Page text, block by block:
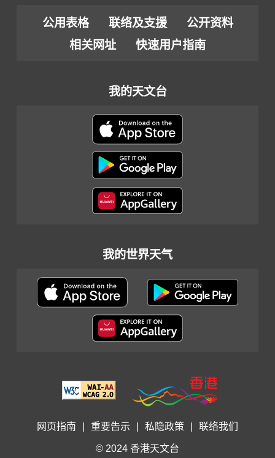
公用表格 联络及支援
公开资料
相关网址
快速用户指南
我的天文台
我的世界天气
网页指南 重要告示 私隐政策 联络我们
© 2024 香港天文台